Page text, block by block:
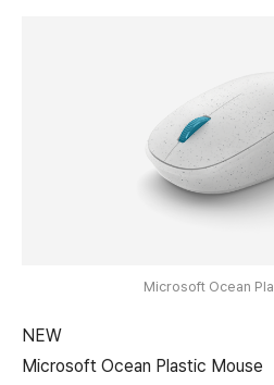
Microsoft Ocean
NEW
Microsoft Ocean Plastic Mouse